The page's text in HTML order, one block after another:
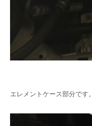
エレメントケース部分です。